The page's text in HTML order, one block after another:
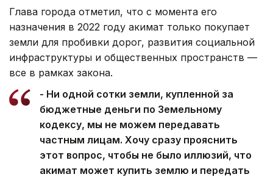
Глава города отметил, что с момента его
назначения в 2022 году акимат только покупает
земли для пробивки дорог, развития социальной
инфраструктуры и общественных пространств —
все в рамках закона.
- Ни одной сотки земли, купленной за
бюджетные деньги по Земельному
кодексу, мы не можем передавать
частным лицам. Хочу сразу прояснить
этот вопрос, чтобы не было иллюзий, что
акимат может купить землю и передать